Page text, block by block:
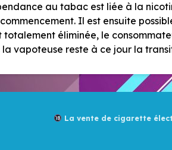
au tabac est liée à la
Il est ensuite
totalement éliminée, le
vapoteuse reste à ce jour la
La vente de cigarette